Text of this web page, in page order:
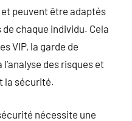
peuvent être adaptés
chaque individu. Cela
VIP, la garde de
des risques et
la sécurité.
nécessite une